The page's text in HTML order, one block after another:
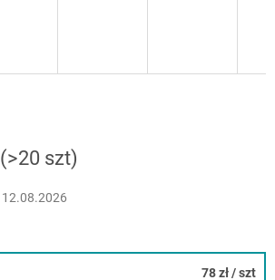
(>20 szt)
12.08.2026
78 zł/ szt